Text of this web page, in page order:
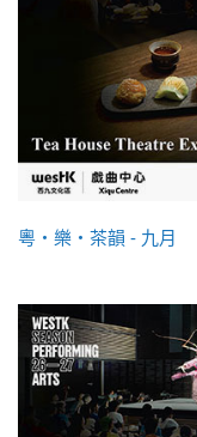
粵・樂・茶韻 - 九月